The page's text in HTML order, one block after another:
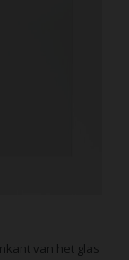
van het glas